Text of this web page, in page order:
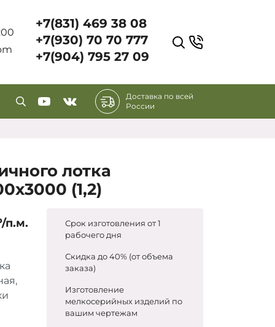
+7(831) 469 38 08
+7(930) 70 70 777
+7(904) 795 27 09
Доставка по всей
России
лотка
(1,2)
п.м.
Срок изготовления от 1
рабочего дня
Скидка до 40% (от объема
заказа)
Изготовление
мелкосерийных изделий по
вашим чертежам